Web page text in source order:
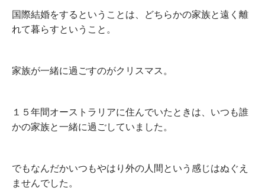
国際結婚をするということは、どちらかの家族と遠く離
れて暮らすということ。
家族が一緒に過ごすのがクリスマス。
１５年間オーストラリアに住んでいたときは、いつも誰
かの家族と一緒に過ごしていました。
でもなんだかいつもやはり外の人間という感じはぬぐえ
ませんでした。